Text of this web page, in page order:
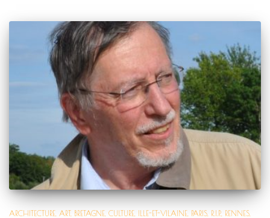
ARCHITECTURE ART BRETAGNE CULTURE ILLE-ET-VILAINE PARIS R.I.P. RENNES